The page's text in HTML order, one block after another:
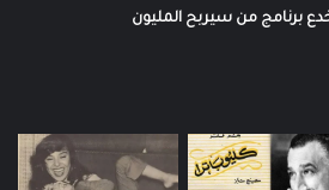
برنامج من سيربح المليون